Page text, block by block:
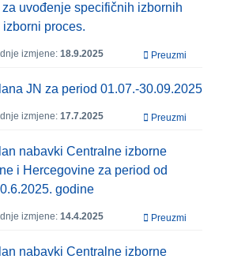
uvođenje specifičnih izbornih
proces.
izmjene: 18.9.2025 Preuzmi
JN za period 01.07.-30.09.2025
izmjene: 17.7.2025 Preuzmi
nabavki Centralne izborne
i Hercegovine za period od
godine
izmjene: 14.4.2025 Preuzmi
nabavki Centralne izborne